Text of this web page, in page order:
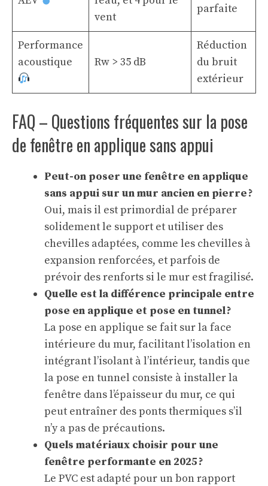
vent
parfaite
Performance
acoustique
Rw > 35 dB
Réduction
du bruit
extérieur
FAQ – Questions fréquentes sur la pose
de fenêtre en applique sans appui
Peut-on poser une fenêtre en applique
sans appui sur un mur ancien en pierre ?
Oui, mais il est primordial de préparer
solidement le support et utiliser des
chevilles adaptées, comme les chevilles à
expansion renforcées, et parfois de
prévoir des renforts si le mur est fragilisé.
Quelle est la différence principale entre
pose en applique et pose en tunnel ?
La pose en applique se fait sur la face
intérieure du mur, facilitant l’isolation en
intégrant l’isolant à l’intérieur, tandis que
la pose en tunnel consiste à installer la
fenêtre dans l’épaisseur du mur, ce qui
peut entraîner des ponts thermiques s’il
n’y a pas de précautions.
Quels matériaux choisir pour une
fenêtre performante en 2025 ?
Le PVC est adapté pour un bon rapport